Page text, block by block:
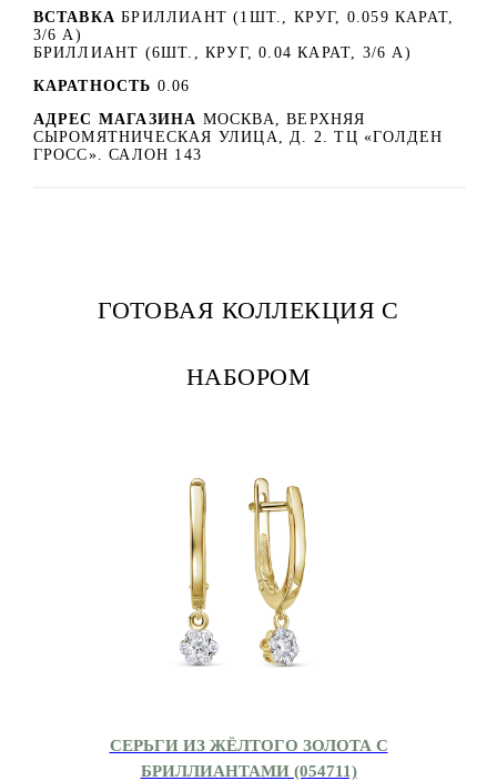
ВСТАВКА БРИЛЛИАНТ (1ШТ., КРУГ, 0.059 КАРАТ,
3/6 А)
БРИЛЛИАНТ (6ШТ., КРУГ, 0.04 КАРАТ, 3/6 А)
КАРАТНОСТЬ 0.06
АДРЕС МАГАЗИНА МОСКВА, ВЕРХНЯЯ
СЫРОМЯТНИЧЕСКАЯ УЛИЦА, Д. 2. ТЦ «ГОЛДЕН
ГРОСС». САЛОН 143
ГОТОВАЯ КОЛЛЕКЦИЯ С
НАБОРОМ
СЕРЬГИ ИЗ ЖЁЛТОГО ЗОЛОТА С
БРИЛЛИАНТАМИ (054711)